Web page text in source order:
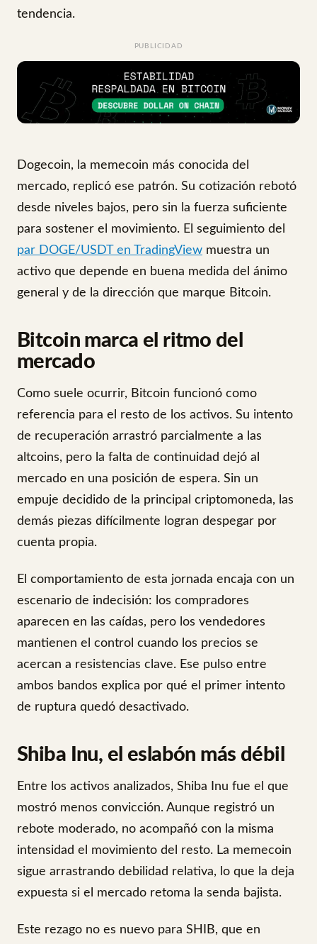
tendencia.
PUBLICIDAD
Dogecoin, la memecoin más conocida del
mercado, replicó ese patrón. Su cotización rebotó
desde niveles bajos, pero sin la fuerza suficiente
para sostener el movimiento. El seguimiento del
par DOGE/USDT en TradingView muestra un
activo que depende en buena medida del ánimo
general y de la dirección que marque Bitcoin.
Bitcoin marca el ritmo del
mercado
Como suele ocurrir, Bitcoin funcionó como
referencia para el resto de los activos. Su intento
de recuperación arrastró parcialmente a las
altcoins, pero la falta de continuidad dejó al
mercado en una posición de espera. Sin un
empuje decidido de la principal criptomoneda, las
demás piezas difícilmente logran despegar por
cuenta propia.
El comportamiento de esta jornada encaja con un
escenario de indecisión: los compradores
aparecen en las caídas, pero los vendedores
mantienen el control cuando los precios se
acercan a resistencias clave. Ese pulso entre
ambos bandos explica por qué el primer intento
de ruptura quedó desactivado.
Shiba Inu, el eslabón más débil
Entre los activos analizados, Shiba Inu fue el que
mostró menos convicción. Aunque registró un
rebote moderado, no acompañó con la misma
intensidad el movimiento del resto. La memecoin
sigue arrastrando debilidad relativa, lo que la deja
expuesta si el mercado retoma la senda bajista.
Este rezago no es nuevo para SHIB, que en